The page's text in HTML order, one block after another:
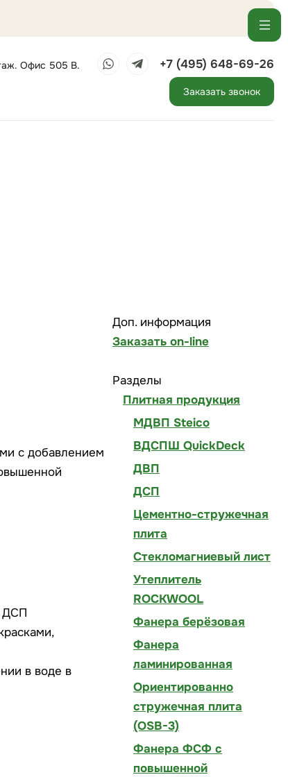
Офис 505 В. +7 (495) 648-69-26
Заказать звонок
с добавлением
ДСП
в воде в
Доп. информация
Заказать on-line
Разделы
Плитная продукция
МДВП Steico
ВДСПШ QuickDeck
ДВП
ДСП
Цементно-стружечная
плита
Стекломагниевый лист
Утеплитель
ROCKWOOL
Фанера берёзовая
Фанера
ламинированная
Ориентированно
стружечная плита
(OSB-3)
Фанера ФСФ с
повышенной